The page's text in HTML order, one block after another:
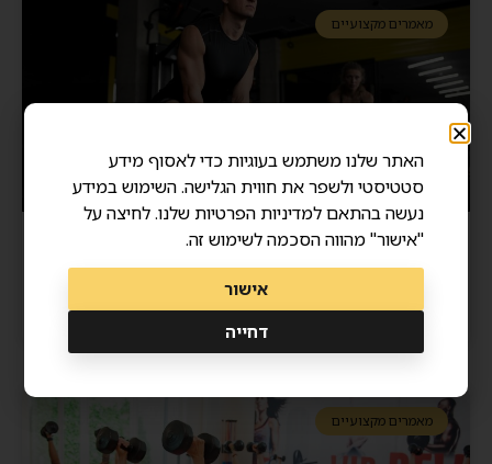
מאמרים מקצועיים
מסת שריר ואריכות ימים – איך שרירים חזקים מצילים
מאמרים מקצועיים
האתר שלנו משתמש בעוגיות כדי לאסוף מידע
סטטיסטי ולשפר את חווית הגלישה. השימוש במידע
נעשה בהתאם למדיניות הפרטיות שלנו. לחיצה על
"אישור" מהווה הסכמה לשימוש זה.
אישור
דחייה